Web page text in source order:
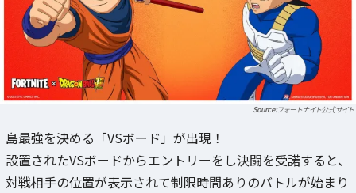
フォートナイト公式サイト
島最強を決める「VSボード」が出現！
設置されたVSボードからエントリーをし決闘を受諾すると、
対戦相手の位置が表示されて制限時間ありのバトルが始まり